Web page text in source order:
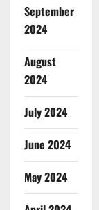
September
2024
August
2024
July 2024
June 2024
May 2024